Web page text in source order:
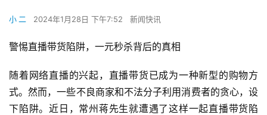
小 二 2024年1月28日 下午7:52 新闻快讯
警惕直播带货陷阱，一元秒杀背后的真相
随着网络直播的兴起，直播带货已成为一种新型的购物方
式。然而，一些不良商家和不法分子利用消费者的贪心，设
下陷阱。近日，常州蒋先生就遭遇了这样一起直播带货陷